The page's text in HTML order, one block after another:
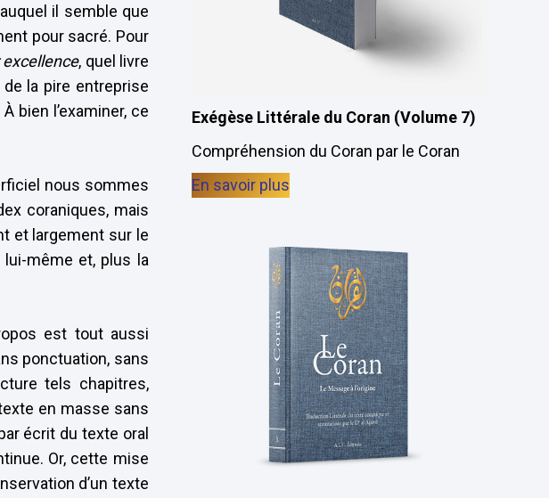
il semble que
pour sacré. Pour
, quel livre
la pire entreprise
bien l’examiner, ce
nous sommes
coraniques, mais
et largement sur le
même et, plus la
est tout aussi
ponctuation, sans
tels chapitres,
en masse sans
écrit du texte oral
Or, cette mise
d’un texte
Exégèse Littérale du Coran (Volume 7)
Compréhension du Coran par le Coran
En savoir plus